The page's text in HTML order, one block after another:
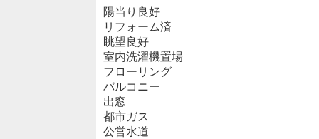
陽当り良好
リフォーム済
眺望良好
室内洗濯機置場
フローリング
バルコニー
出窓
都市ガス
公営水道